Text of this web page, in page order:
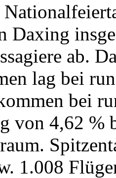
Daxing
ab.
lag bei
bei
von 4,62 %
1.008